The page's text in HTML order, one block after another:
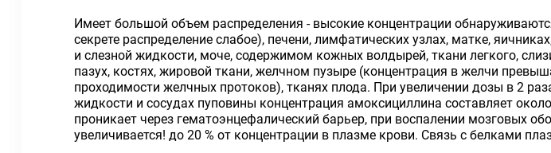
Имеет большой объем распределения - высокие концентрации
секрете распределение слабое), печени, лимфатических узлах, матке,
и слезной жидкости, моче, содержимом кожных волдырей, ткани легкого,
пазух, костях, жировой ткани, желчном пузыре (концентрация в желчи
проходимости желчных протоков), тканях плода. При увеличении дозы в 2
жидкости и сосудах пуповины концентрация амоксициллина составляет
проникает через гематоэнцефалический барьер, при воспалении мозговых
увеличивается! до 20 % от концентрации в плазме крови. Связь с белками